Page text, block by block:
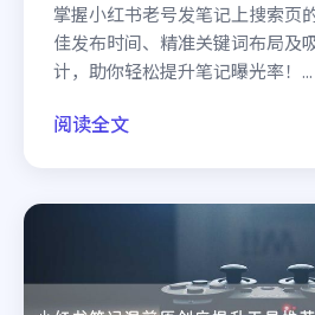
掌握小红书老号发笔记上搜索页
佳发布时间、精准关键词布局及
计，助你轻松提升笔记曝光率！...
阅读全文